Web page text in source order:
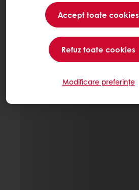
Accept toate cookies
Refuz toate cookies
Modificare preferințe